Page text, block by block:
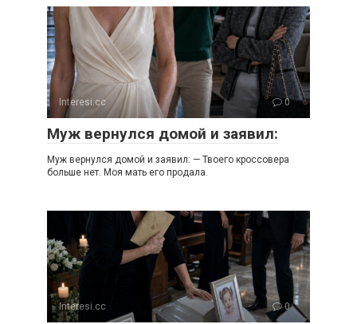
Interesi.cc 0
Муж вернулся домой и заявил:
Муж вернулся домой и заявил: — Твоего кроссовера
больше нет. Моя мать его продала.
Interesi.cc 0